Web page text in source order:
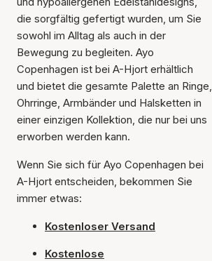
die sorgfältig gefertigt wurden, um Sie
sowohl im Alltag als auch in der
Bewegung zu begleiten. Ayo
Copenhagen ist bei A-Hjort erhältlich
und bietet die gesamte Palette an Ringe,
Ohrringe, Armbänder und Halsketten in
einer einzigen Kollektion, die nur bei uns
erworben werden kann.
Wenn Sie sich für Ayo Copenhagen bei
A-Hjort entscheiden, bekommen Sie
immer etwas:
Kostenloser Versand
Kostenlose